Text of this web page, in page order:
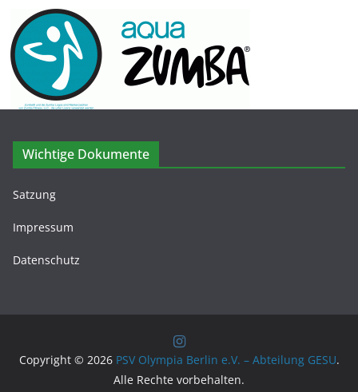
Wichtige Dokumente
Satzung
Impressum
Datenschutz
Copyright © 2026 PSV Olympia Berlin e.V. – Abteilung GESU.
Alle Rechte vorbehalten.